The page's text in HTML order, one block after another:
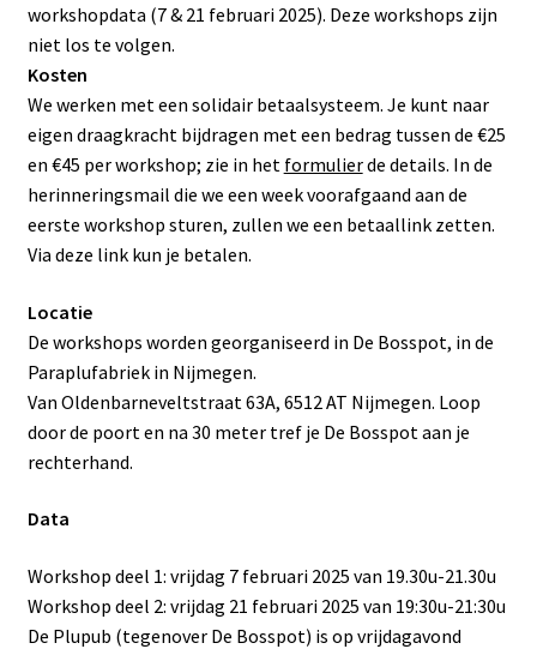
workshopdata (7 & 21 februari 2025). Deze workshops zijn
niet los te volgen.
Kosten
We werken met een solidair betaalsysteem. Je kunt naar
eigen draagkracht bijdragen met een bedrag tussen de €25
en €45 per workshop; zie in het formulierde details. In de
herinneringsmail die we een week voorafgaand aan de
eerste workshop sturen, zullen we een betaallink zetten.
Via deze link kun je betalen.
Locatie
De workshops worden georganiseerd in De Bosspot, in de
Paraplufabriek in Nijmegen.
Van Oldenbarneveltstraat 63A, 6512 AT Nijmegen. Loop
door de poort en na 30 meter tref je De Bosspot aan je
rechterhand.
Data
Workshop deel 1: vrijdag 7 februari 2025 van 19.30u-21.30u
Workshop deel 2: vrijdag 21 februari 2025 van 19:30u-21:30u
De Plupub (tegenover De Bosspot) is op vrijdagavond